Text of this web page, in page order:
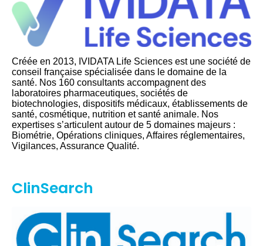
Créée en 2013, IVIDATA Life Sciences est une société de
conseil française spécialisée dans le domaine de la
santé. Nos 160 consultants accompagnent des
laboratoires pharmaceutiques, sociétés de
biotechnologies, dispositifs médicaux, établissements de
santé, cosmétique, nutrition et santé animale. Nos
expertises s’articulent autour de 5 domaines majeurs :
Biométrie, Opérations cliniques, Affaires réglementaires,
Vigilances, Assurance Qualité.
ClinSearch